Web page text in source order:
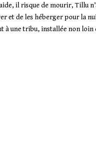
il risque de mourir, Tillu
et de les héberger pour la
à une tribu, installée non loin